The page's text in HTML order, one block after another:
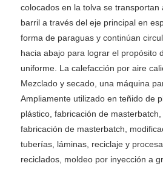
colocados en la tolva se
barril a través del eje principal en
forma de paraguas y continúan
hacia abajo para lograr el propósito
uniforme. La calefacción por aire
Mezclado y secado, una máquina
Ampliamente utilizado en teñido de
plástico, fabricación de
fabricación de masterbatch,
tuberías, láminas, reciclaje y
reciclados, moldeo por inyección a